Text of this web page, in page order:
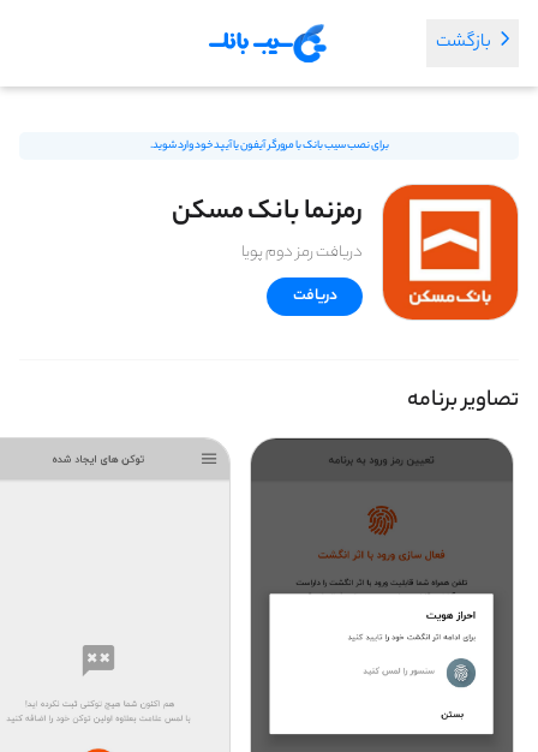
بازگشت
برای نصب سیب بانک با مرورگر آیفون یا آیپد خود وارد شوید.
رمزنما بانک مسکن
دریافت رمز دوم پویا
دریافت
تصاویر برنامه